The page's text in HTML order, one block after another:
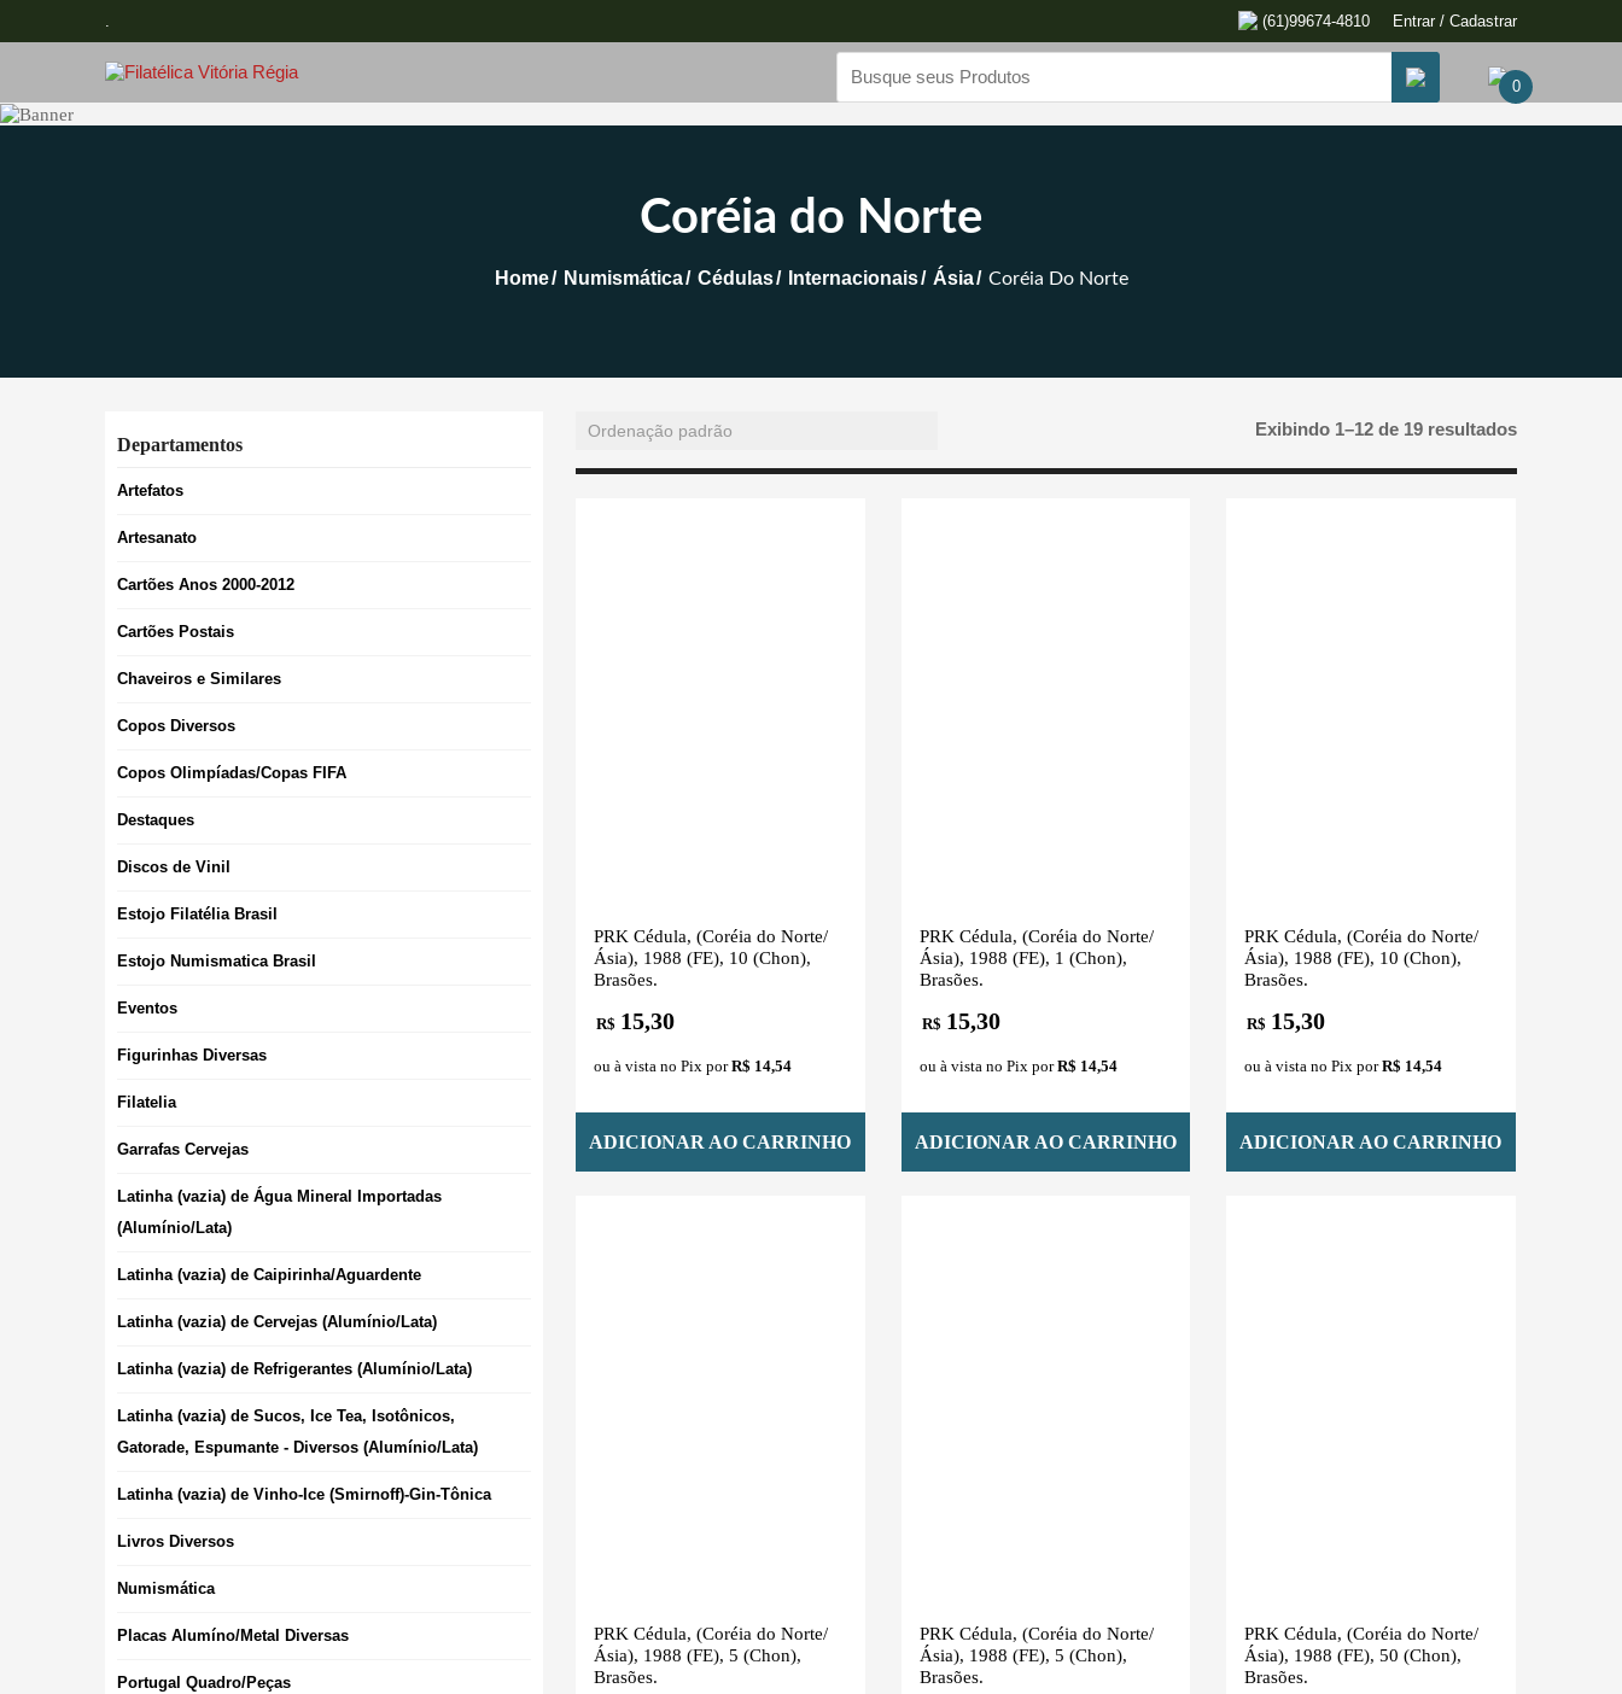
. (61)99674-4810 Entrar / Cadastrar
0
Coréia do Norte
Home Numismática Cédulas Internacionais Ásia Coréia Do Norte
Exibindo 1–12 de 19 resultados
PRK Cédula, (Coréia do Norte/
Ásia), 1988 (FE), 10 (Chon),
Brasões.
R$ 15,30
ou à vista no Pix porR$ 14,54
ADICIONAR AO CARRINHO
PRK Cédula, (Coréia do Norte/
Ásia), 1988 (FE), 1 (Chon),
Brasões.
R$ 15,30
ou à vista no Pix porR$ 14,54
ADICIONAR AO CARRINHO
PRK Cédula, (Coréia do Norte/
Ásia), 1988 (FE), 10 (Chon),
Brasões.
R$ 15,30
ou à vista no Pix porR$ 14,54
ADICIONAR AO CARRINHO
PRK Cédula, (Coréia do Norte/
Ásia), 1988 (FE), 5 (Chon),
Brasões.
PRK Cédula, (Coréia do Norte/
Ásia), 1988 (FE), 5 (Chon),
Brasões.
PRK Cédula, (Coréia do Norte/
Ásia), 1988 (FE), 50 (Chon),
Brasões.
Departamentos
Artefatos
Artesanato
Cartões Anos 2000-2012
Cartões Postais
Chaveiros e Similares
Copos Diversos
Copos Olimpíadas/Copas FIFA
Destaques
Discos de Vinil
Estojo Filatélia Brasil
Estojo Numismatica Brasil
Eventos
Figurinhas Diversas
Filatelia
Garrafas Cervejas
Latinha (vazia) de Água Mineral Importadas
(Alumínio/Lata)
Latinha (vazia) de Caipirinha/Aguardente
Latinha (vazia) de Cervejas (Alumínio/Lata)
Latinha (vazia) de Refrigerantes (Alumínio/Lata)
Latinha (vazia) de Sucos, Ice Tea, Isotônicos,
Gatorade, Espumante - Diversos (Alumínio/Lata)
Latinha (vazia) de Vinho-Ice (Smirnoff)-Gin-Tônica
Livros Diversos
Numismática
Placas Alumíno/Metal Diversas
Portugal Quadro/Peças